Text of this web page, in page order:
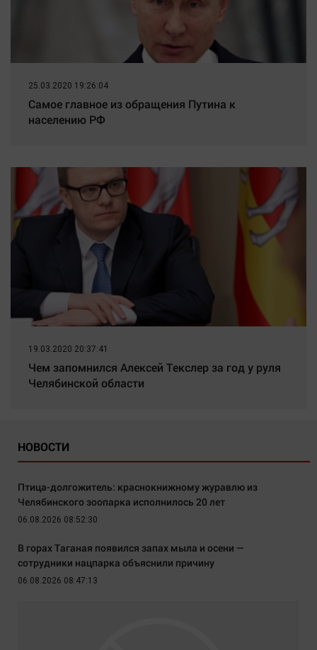
25.03.2020 19:26:04
Самое главное из обращения Путина к
населению РФ
19.03.2020 20:37:41
Чем запомнился Алексей Текслер за год у руля
Челябинской области
НОВОСТИ
Птица-долгожитель: краснокнижному журавлю из
Челябинского зоопарка исполнилось 20 лет
06.08.2026 08:52:30
В горах Таганая появился запах мыла и осени —
сотрудники нацпарка объяснили причину
06.08.2026 08:47:13